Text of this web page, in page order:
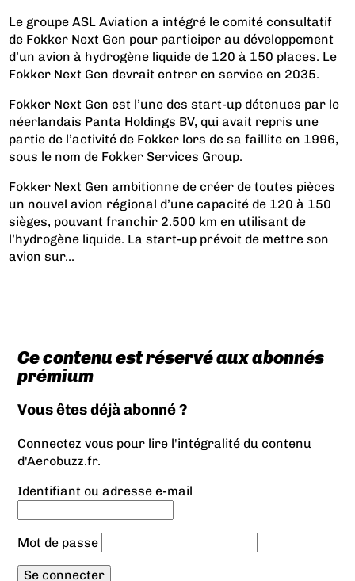
Le groupe ASL Aviation a intégré le comité consultatif
de Fokker Next Gen pour participer au développement
d’un avion à hydrogène liquide de 120 à 150 places. Le
Fokker Next Gen devrait entrer en service en 2035.
Fokker Next Gen est l’une des start-up détenues par le
néerlandais Panta Holdings BV, qui avait repris une
partie de l’activité de Fokker lors de sa faillite en 1996,
sous le nom de Fokker Services Group.
Fokker Next Gen ambitionne de créer de toutes pièces
un nouvel avion régional d’une capacité de 120 à 150
sièges, pouvant franchir 2.500 km en utilisant de
l’hydrogène liquide. La start-up prévoit de mettre son
avion sur...
Ce contenu est réservé aux abonnés
prémium
Vous êtes déjà abonné ?
Connectez vous pour lire l'intégralité du contenu
d'Aerobuzz.fr.
Identifiant ou adresse e-mail
Mot de passe